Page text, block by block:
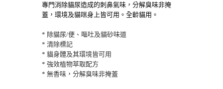
專門消除貓尿造成的刺鼻氣味，分解臭味非掩
蓋，環境及貓咪身上皆可用。全齡貓用。
* 除貓尿/便、嘔吐及貓砂味道
* 清除標記
* 貓身體及其環境皆可用
* 強效植物萃取配方
* 無香味，分解臭味非掩蓋